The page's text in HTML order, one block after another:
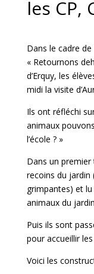
les CP,
Dans le cadre
« Retournons
d’Erquy, les
midi la visite
Ils ont réfléchi
animaux
l’école ? »
Dans un
recoins du jardin
grimpantes) et
animaux du
Puis ils sont
pour accueillir
Voici les